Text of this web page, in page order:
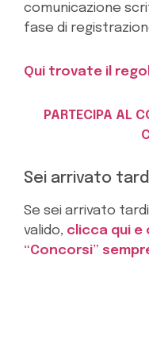
comunicazione
fase di
Qui trovate il
PARTECIPA AL
Sei arrivato
Se sei arrivato
valido, clicca qui e
“Concorsi”